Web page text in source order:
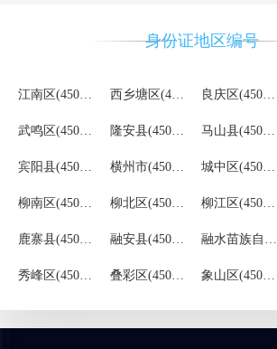
身份证地区编号
西乡塘区(450107)
隆安县(450123)
横州市(450181)
柳北区(450205)
融安县(450224)
叠彩区(450303)